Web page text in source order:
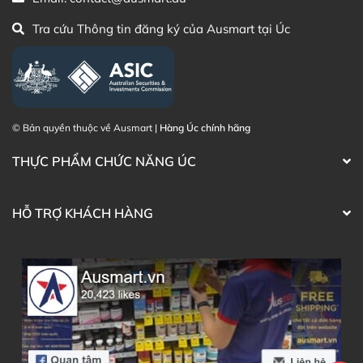
Tra cứu Thông tin đăng ký của Ausmart tại Úc
© Bản quyền thuộc về Ausmart | Hàng Úc chính hãng
THỰC PHẨM CHỨC NĂNG ÚC
HỖ TRỢ KHÁCH HÀNG